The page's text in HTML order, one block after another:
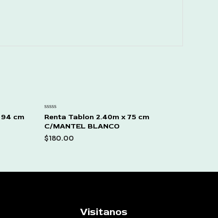
cm
Rated
0
out
5
Renta Tablon 2.40m x 75 cm
C/MANTEL BLANCO
$180.00
Visitanos